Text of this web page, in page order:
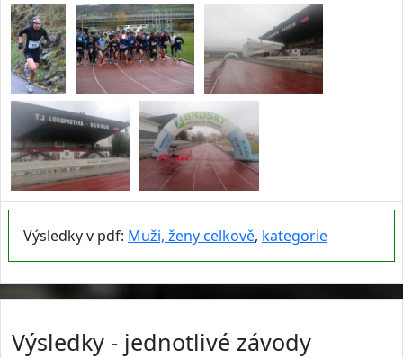
Výsledky v pdf: Muži, ženy celkově, kategorie
Výsledky - jednotlivé závody